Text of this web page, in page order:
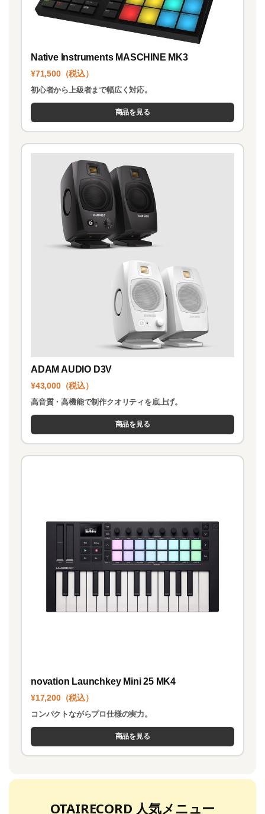
Native Instruments MASCHINE MK3
¥71,500（税込）
初心者から上級者まで幅広く対応。
商品を見る
ADAM AUDIO D3V
¥43,000（税込）
高音質・高機能で制作クオリティを底上げ。
商品を見る
novation Launchkey Mini 25 MK4
¥17,200（税込）
コンパクトながらプロ仕様の実力。
商品を見る
OTAIRECORD 人気メニュー